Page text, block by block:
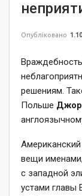
Опубліковано
решениям.
Польше
вещи
с западной
устами главы